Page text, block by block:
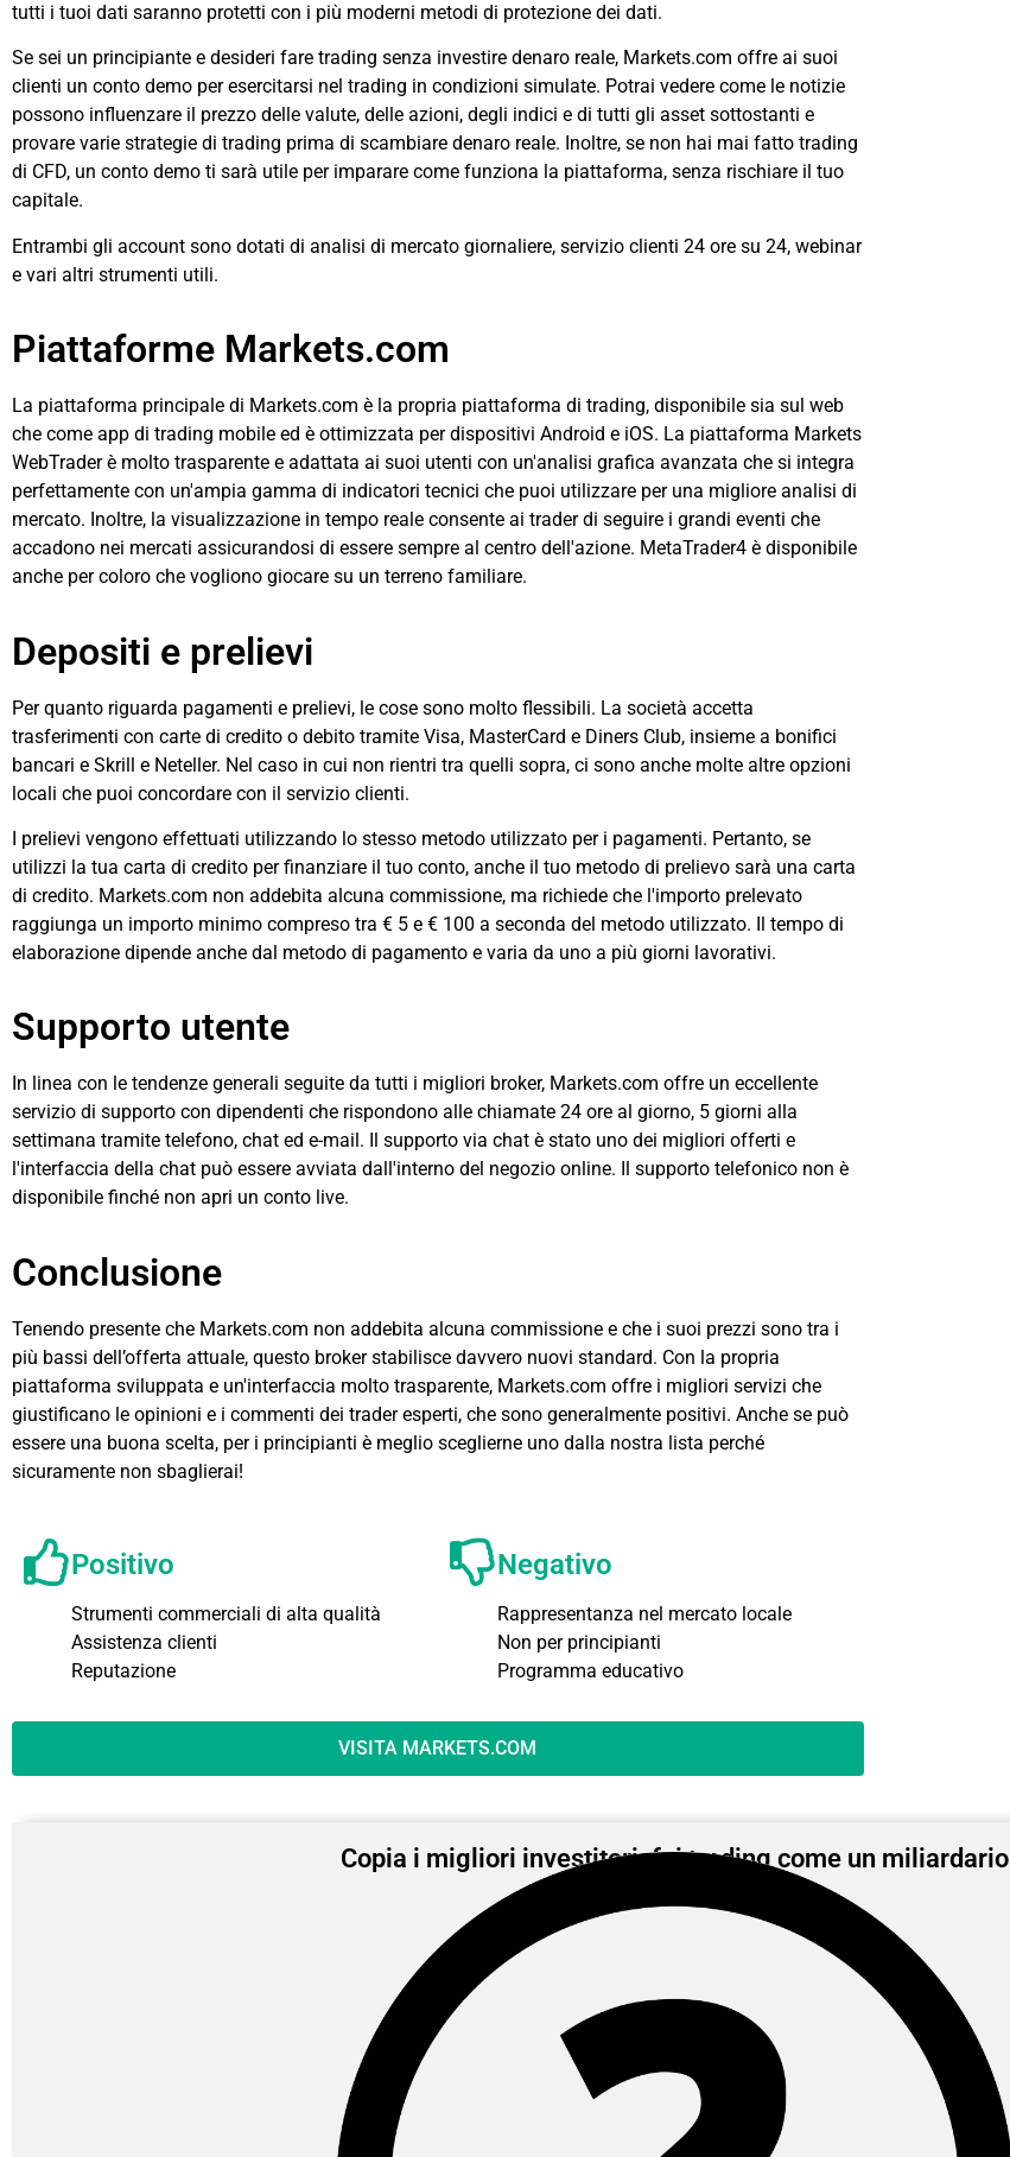
tutti i tuoi dati saranno protetti con i più moderni metodi di protezione dei dati.
Se sei un principiante e desideri fare trading senza investire denaro reale, Markets.com offre ai suoi
clienti un conto demo per esercitarsi nel trading in condizioni simulate. Potrai vedere come le notizie
possono influenzare il prezzo delle valute, delle azioni, degli indici e di tutti gli asset sottostanti e
provare varie strategie di trading prima di scambiare denaro reale. Inoltre, se non hai mai fatto trading
di CFD, un conto demo ti sarà utile per imparare come funziona la piattaforma, senza rischiare il tuo
capitale.
Entrambi gli account sono dotati di analisi di mercato giornaliere, servizio clienti 24 ore su 24, webinar
e vari altri strumenti utili.
Piattaforme Markets.com
La piattaforma principale di Markets.com è la propria piattaforma di trading, disponibile sia sul web
che come app di trading mobile ed è ottimizzata per dispositivi Android e iOS. La piattaforma Markets
WebTrader è molto trasparente e adattata ai suoi utenti con un'analisi grafica avanzata che si integra
perfettamente con un'ampia gamma di indicatori tecnici che puoi utilizzare per una migliore analisi di
mercato. Inoltre, la visualizzazione in tempo reale consente ai trader di seguire i grandi eventi che
accadono nei mercati assicurandosi di essere sempre al centro dell'azione. MetaTrader4 è disponibile
anche per coloro che vogliono giocare su un terreno familiare.
Depositi e prelievi
Per quanto riguarda pagamenti e prelievi, le cose sono molto flessibili. La società accetta
trasferimenti con carte di credito o debito tramite Visa, MasterCard e Diners Club, insieme a bonifici
bancari e Skrill e Neteller. Nel caso in cui non rientri tra quelli sopra, ci sono anche molte altre opzioni
locali che puoi concordare con il servizio clienti.
I prelievi vengono effettuati utilizzando lo stesso metodo utilizzato per i pagamenti. Pertanto, se
utilizzi la tua carta di credito per finanziare il tuo conto, anche il tuo metodo di prelievo sarà una carta
di credito. Markets.com non addebita alcuna commissione, ma richiede che l'importo prelevato
raggiunga un importo minimo compreso tra € 5 e € 100 a seconda del metodo utilizzato. Il tempo di
elaborazione dipende anche dal metodo di pagamento e varia da uno a più giorni lavorativi.
Supporto utente
In linea con le tendenze generali seguite da tutti i migliori broker, Markets.com offre un eccellente
servizio di supporto con dipendenti che rispondono alle chiamate 24 ore al giorno, 5 giorni alla
settimana tramite telefono, chat ed e-mail. Il supporto via chat è stato uno dei migliori offerti e
l'interfaccia della chat può essere avviata dall'interno del negozio online. Il supporto telefonico non è
disponibile finché non apri un conto live.
Conclusione
Tenendo presente che Markets.com non addebita alcuna commissione e che i suoi prezzi sono tra i
più bassi dell’offerta attuale, questo broker stabilisce davvero nuovi standard. Con la propria
piattaforma sviluppata e un'interfaccia molto trasparente, Markets.com offre i migliori servizi che
giustificano le opinioni e i commenti dei trader esperti, che sono generalmente positivi. Anche se può
essere una buona scelta, per i principianti è meglio sceglierne uno dalla nostra lista perché
sicuramente non sbaglierai!
Positivo
Strumenti commerciali di alta qualità
Assistenza clienti
Reputazione
Negativo
Rappresentanza nel mercato locale
Non per principianti
Programma educativo
VISITA MARKETS.COM
Copia i migliori investitori: fai trading come un miliardario